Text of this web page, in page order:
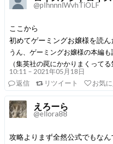
@pIhnnnlWvhTiOLF
ここから
初めてゲーミングお嬢様を読ん
うん、ゲーミングお嬢様の本編も
（集英社の罠にかかりまくってる
10:11 – 2021年05月18日
返信
リツイート お気
えろーら
@ellora88
攻略よりまず全然公式でもな